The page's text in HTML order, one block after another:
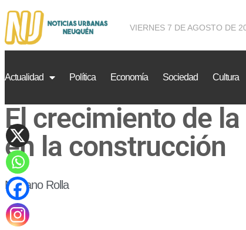
VIERNES 7 DE AGOSTO DE
Actualidad Política Economía Sociedad Cultura
El crecimiento de
en la construcción
Mariano Rolla